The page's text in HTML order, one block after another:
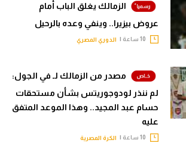
الزمالك يغلق الباب أمام
عروض بيزيرا.. وينفي وعده بالرحيل
الدوري المصري
مصدر من الزمالك لـ في الجول:
لم ننذر لودوجوريتس بشأن مستحقات
حسام عبد المجيد.. وهذا الموعد المتفق
عليه
الكرة المصرية